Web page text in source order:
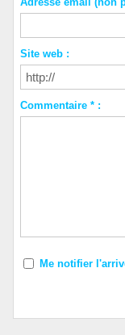
Site web :
Commentaire * :
Me notifier